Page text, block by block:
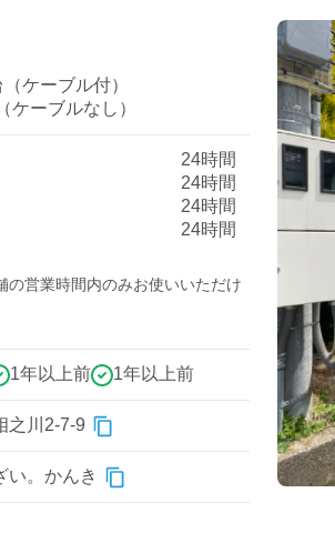
（ケーブル付）
（ケーブルなし）
24時間
24時間
24時間
24時間
の営業時間内のみお使いいただけ
1年以上前 1年以上前
之川2-7-9
い。かんき